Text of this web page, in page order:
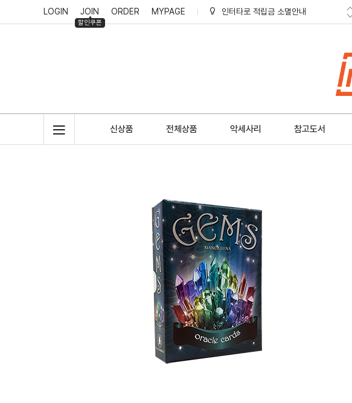
LOGIN JOIN
할인쿠폰
ORDER MYPAGE
인터타로 적립금 소멸안내
신상품 전체상품 악세사리 참고도서